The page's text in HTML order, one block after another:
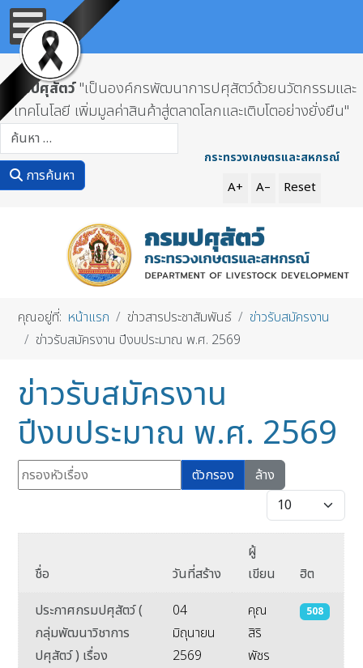
กรมปศุสัตว์"เป็นองค์กรพัฒนาการปศุสัตว์ด้วยนวัตกรรมและ
เทคโนโลยี เพิ่มมูลค่าสินค้าสู่ตลาดโลกและเติบโตอย่างยั่งยืน"
การค้นหา
กระทรวงเกษตรและสหกรณ์
A+ A– Reset
คุณอยู่ที่: หน้าแรก ข่าวสารประชาสัมพันธ์
ข่าวรับสมัครงาน
ข่าวรับสมัครงาน ปีงบประมาณ พ.ศ. 2569
ข่าวรับสมัครงาน
ปีงบประมาณ พ.ศ. 2569
กรองหัวเรื่อง ตัวกรอง
ล้าง
แสดง #
ชื่อ วันที่สร้าง
ผู้
เขียน
ฮิต
ประกาศกรมปศุสัตว์ (
กลุ่มพัฒนาวิชาการ
ปศุสัตว์ ) เรื่อง
04
มิถุนายน
2569
คุณ
สิริ
พัชร
508